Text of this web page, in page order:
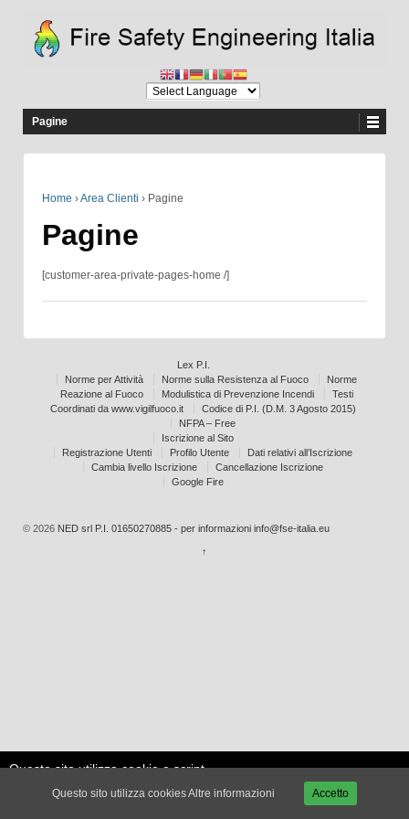
Pagine
Home ›Area Clienti › Pagine
Pagine
[customer-area-private-pages-home /]
Lex P.I.
Norme per Attività
Norme sulla Resistenza al Fuoco
Norme
Reazione al Fuoco
Modulistica di Prevenzione Incendi
Testi
Coordinati da www.vigilfuoco.it
Codice di P.I. (D.M. 3 Agosto 2015)
NFPA – Free
Iscrizione al Sito
Registrazione Utenti
Profilo Utente
Dati relativi all’Iscrizione
Cambia livello Iscrizione
Cancellazione Iscrizione
Google Fire
© 2026 NED srl P.I. 01650270885 - per informazioni info@fse-italia.eu
↑
Questo sito utilizza cookie e script
esperienza.
impostazioni
Accetta
Questo sito utilizza cookiesAltre informazioni Accetto